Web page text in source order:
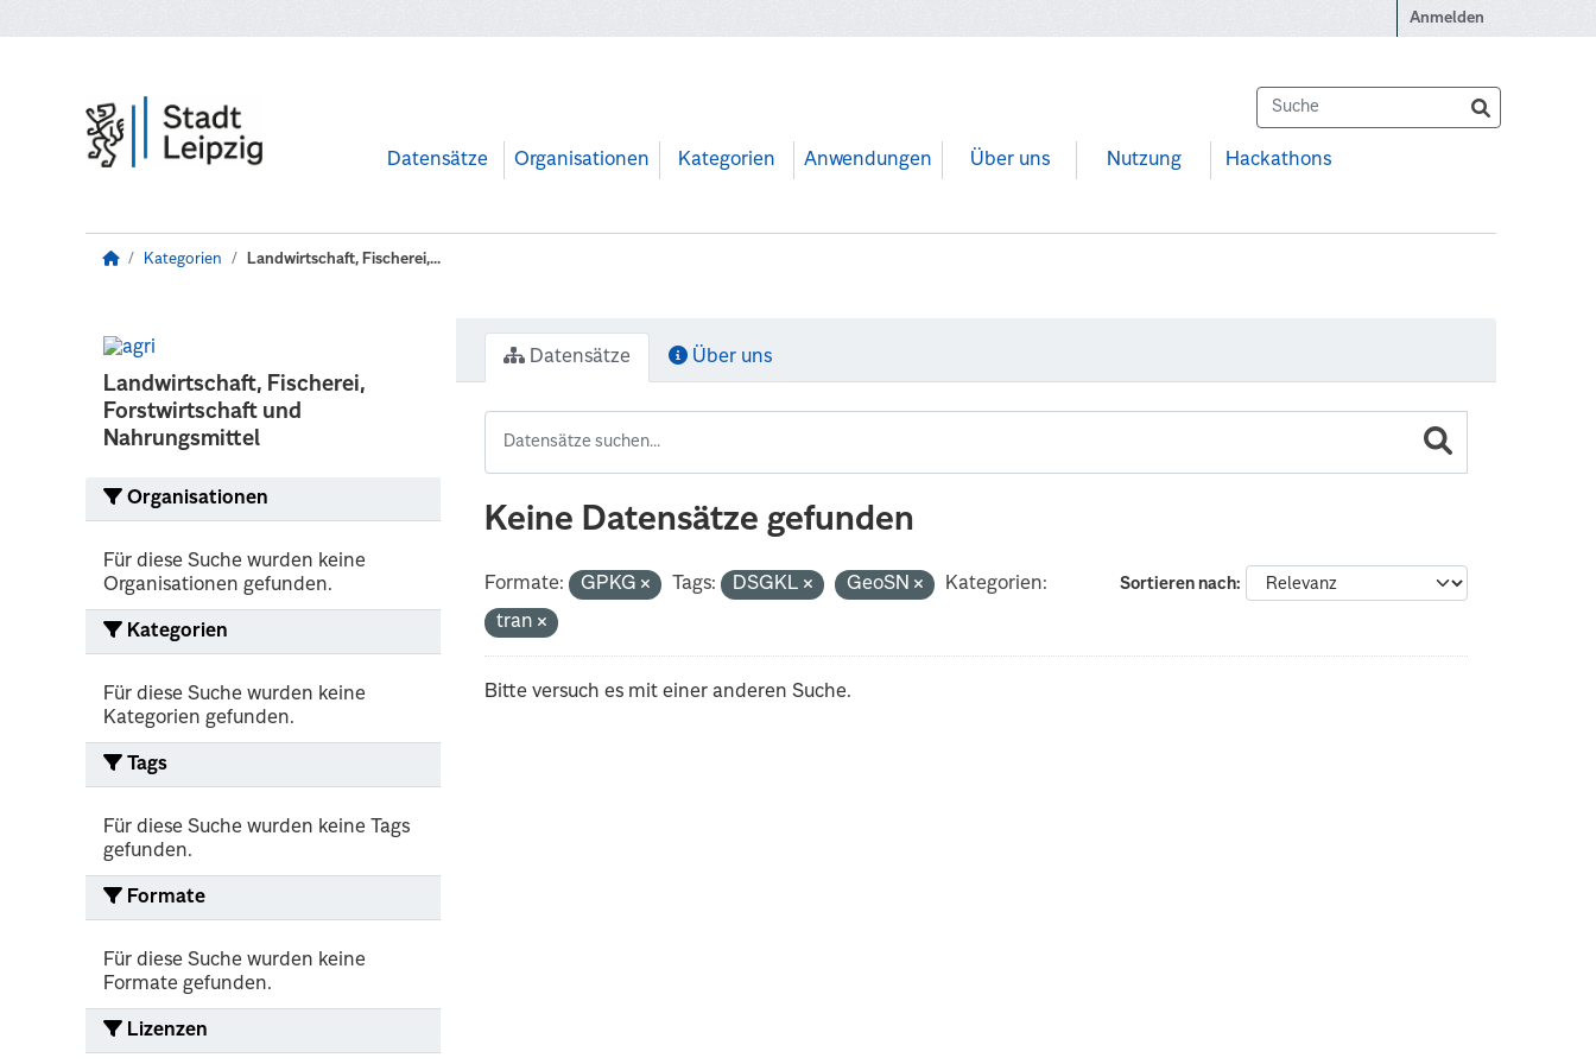
Anmelden
Datensätze Organisationen Kategorien Anwendungen Über uns Nutzung Hackathons
Kategorien Landwirtschaft, Fischerei,...
Landwirtschaft, Fischerei,
Forstwirtschaft und
Nahrungsmittel
Organisationen
Für diese Suche wurden keine
Organisationen gefunden.
Kategorien
Für diese Suche wurden keine
Kategorien gefunden.
Tags
Für diese Suche wurden keine Tags
gefunden.
Formate
Für diese Suche wurden keine
Formate gefunden.
Lizenzen
Datensätze Über uns
Keine Datensätze gefunden
Sortieren nach
Formate: GPKG Tags: DSGKL GeoSN
Kategorien:
tran
Bitte versuch es mit einer anderen Suche.